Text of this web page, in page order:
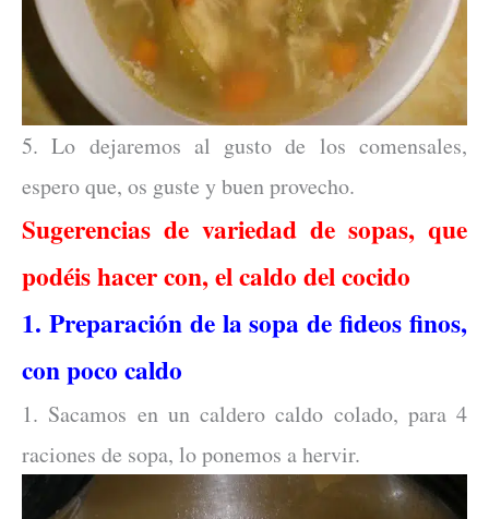
5. Lo dejaremos al gusto de los comensales,
espero que, os guste y buen provecho.
Sugerencias de variedad de sopas, que
podéis hacer con, el caldo del cocido
1. Preparación de la sopa de fideos finos,
con poco caldo
1. Sacamos en un caldero caldo colado, para 4
raciones de sopa, lo ponemos a hervir.